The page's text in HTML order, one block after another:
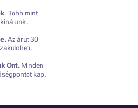
Több mint
Az árut 30
Önt. Minden
kap.